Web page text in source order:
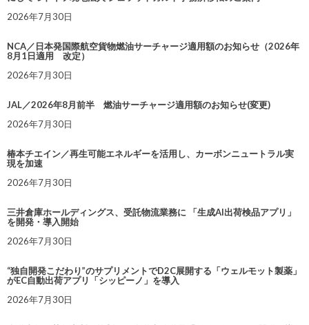
2026年7月30日
NCA／日本発国際航空貨物燃油サーチャージ適用額のお知らせ（2026年
8月1日適用 改定）
2026年7月30日
JAL／2026年8月前半 燃油サーチャージ適用額のお知らせ(変更)
2026年7月30日
椿本チエイン／再生可能エネルギーを活用し、カーボンニュートラル実
現を加速
2026年7月30日
三井倉庫ホールディングス、受託物流業務に 「生成AI出荷検品アプリ」
を開発・導入開始
2026年7月30日
“独自開発こだわり”のサプリメントでD2C展開する「ウェルモット製薬」
がEC自動出荷アプリ「シッピーノ」を導入
2026年7月30日